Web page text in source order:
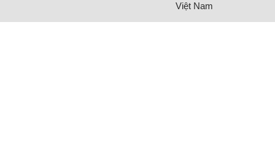
Việt Nam